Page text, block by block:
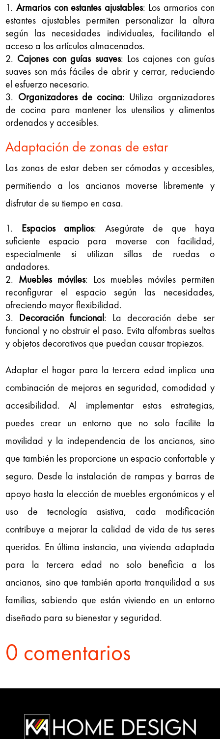
Armarios con estantes ajustables: Los armarios con
estantes ajustables permiten personalizar la altura
según las necesidades individuales, facilitando el
acceso a los artículos almacenados.
Cajones con guías suaves: Los cajones con guías
suaves son más fáciles de abrir y cerrar, reduciendo
el esfuerzo necesario.
Organizadores de cocina: Utiliza organizadores
de cocina para mantener los utensilios y alimentos
ordenados y accesibles.
Adaptación de zonas de estar
Las zonas de estar deben ser cómodas y accesibles,
permitiendo a los ancianos moverse libremente y
disfrutar de su tiempo en casa.
Espacios amplios: Asegúrate de que haya
suficiente espacio para moverse con facilidad,
especialmente si utilizan sillas de ruedas o
andadores.
Muebles móviles: Los muebles móviles permiten
reconfigurar el espacio según las necesidades,
ofreciendo mayor flexibilidad.
Decoración funcional: La decoración debe ser
funcional y no obstruir el paso. Evita alfombras sueltas
y objetos decorativos que puedan causar tropiezos.
Adaptar el hogar para la tercera edad implica una
combinación de mejoras en seguridad, comodidad y
accesibilidad. Al implementar estas estrategias,
puedes crear un entorno que no solo facilite la
movilidad y la independencia de los ancianos, sino
que también les proporcione un espacio confortable y
seguro. Desde la instalación de rampas y barras de
apoyo hasta la elección de muebles ergonómicos y el
uso de tecnología asistiva, cada modificación
contribuye a mejorar la calidad de vida de tus seres
queridos. En última instancia, una vivienda adaptada
para la tercera edad no solo beneficia a los
ancianos, sino que también aporta tranquilidad a sus
familias, sabiendo que están viviendo en un entorno
diseñado para su bienestar y seguridad.
0 comentarios